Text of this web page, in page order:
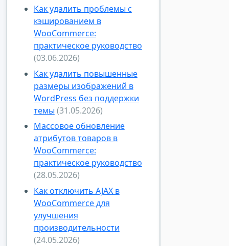
Как удалить проблемы с
кэшированием в
WooCommerce:
практическое руководство
(03.06.2026)
Как удалить повышенные
размеры изображений в
WordPress без поддержки
темы (31.05.2026)
Массовое обновление
атрибутов товаров в
WooCommerce:
практическое руководство
(28.05.2026)
Как отключить AJAX в
WooCommerce для
улучшения
производительности
(24.05.2026)